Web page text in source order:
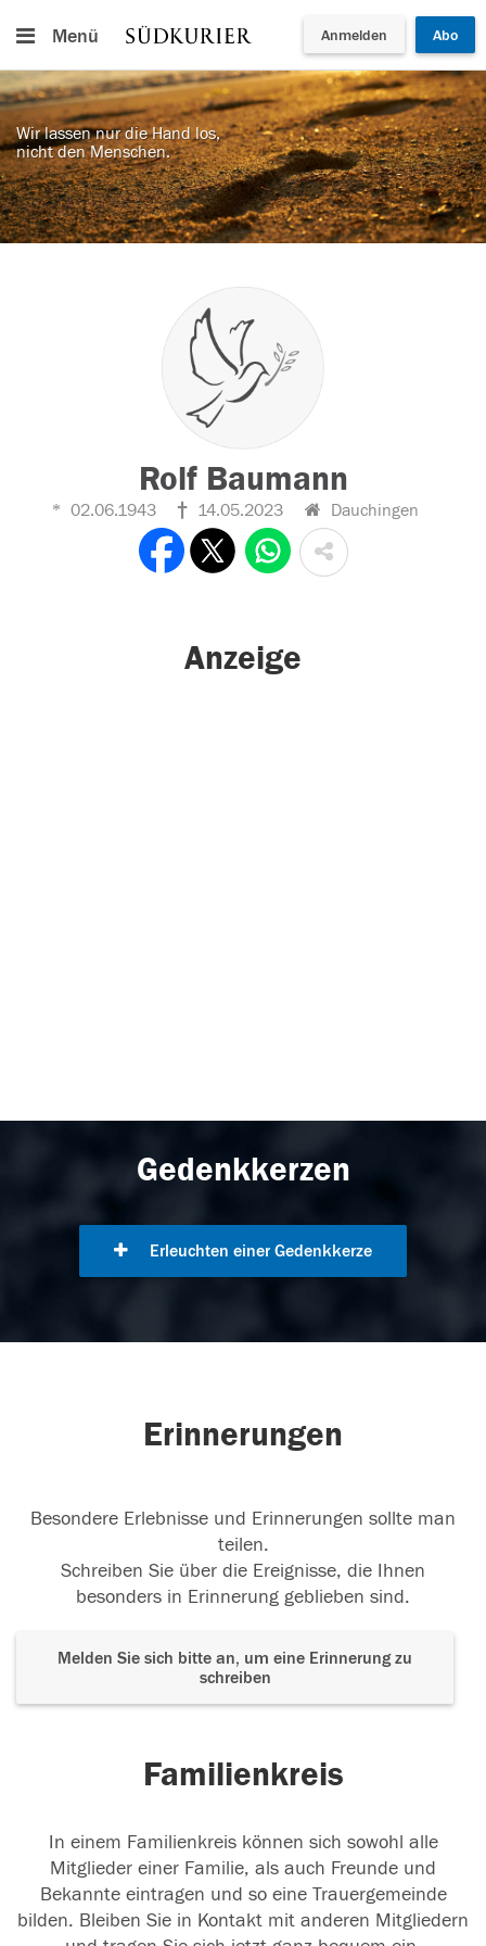
Menü Anmelden Abo
Wir lassen nur die Hand los,
nicht den Menschen.
Rolf Baumann
02.06.1943 14.05.2023 Dauchingen
Anzeige
Gedenkkerzen
Erleuchten einer Gedenkkerze
Erinnerungen
Besondere Erlebnisse und Erinnerungen sollte man
teilen.
Schreiben Sie über die Ereignisse, die Ihnen
besonders in Erinnerung geblieben sind.
Melden Sie sich bitte an, um eine Erinnerung zu
schreiben
Familienkreis
In einem Familienkreis können sich sowohl alle
Mitglieder einer Familie, als auch Freunde und
Bekannte eintragen und so eine Trauergemeinde
bilden. Bleiben Sie in Kontakt mit anderen Mitgliedern